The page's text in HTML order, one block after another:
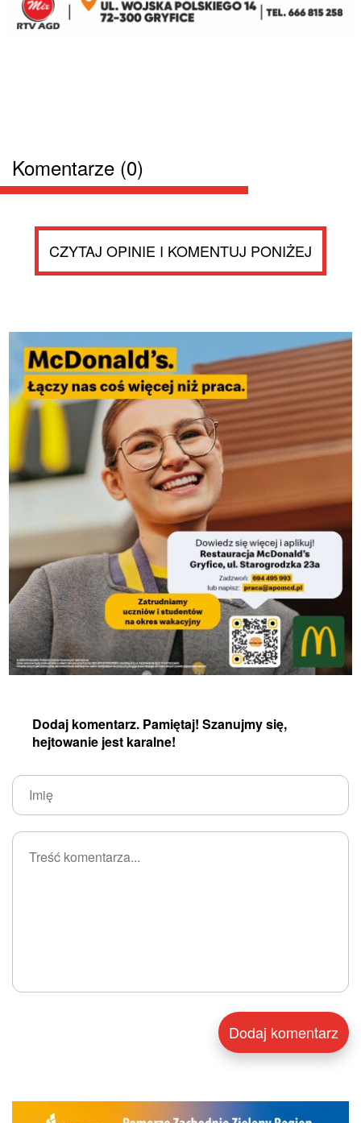
Komentarze (0)
CZYTAJ OPINIE I KOMENTUJ PONIŻEJ
Dodaj komentarz. Pamiętaj! Szanujmy się,
hejtowanie jest karalne!